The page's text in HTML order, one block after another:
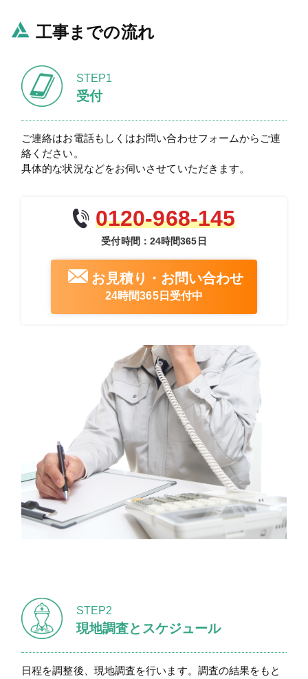
工事までの流れ
受付
STEP1
ご連絡はお電話もしくはお問い合わせフォームからご連
絡ください。
具体的な状況などをお伺いさせていただきます。
0120-968-145
受付時間：24時間365日
お見積り・お問い合わせ
24時間365日受付中
現地調査とスケジュール
STEP2
日程を調整後、現地調査を行います。調査の結果をもと